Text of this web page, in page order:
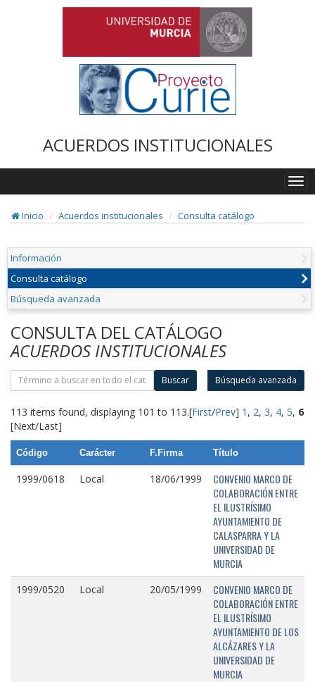
ACUERDOS INSTITUCIONALES
Inicio
Acuerdos institucionales Consulta catálogo
Información
Consulta catálogo
Búsqueda avanzada
CONSULTA DEL CATÁLOGO
ACUERDOS INSTITUCIONALES
Buscar Búsqueda avanzada
113 items found, displaying 101 to 113.[First/Prev] 1 , 2, 3, 4, 5, 6
[Next/Last]
Código Carácter F.Firma Título
1999/0618 Local 18/06/1999
CONVENIO MARCO DE
COLABORACIÓN ENTRE
EL ILUSTRÍSIMO
AYUNTAMIENTO DE
CALASPARRA Y LA
UNIVERSIDAD DE
MURCIA
1999/0520 Local 20/05/1999
CONVENIO MARCO DE
COLABORACIÓN ENTRE
EL ILUSTRÍSIMO
AYUNTAMIENTO DE LOS
ALCÁZARES Y LA
UNIVERSIDAD DE
MURCIA